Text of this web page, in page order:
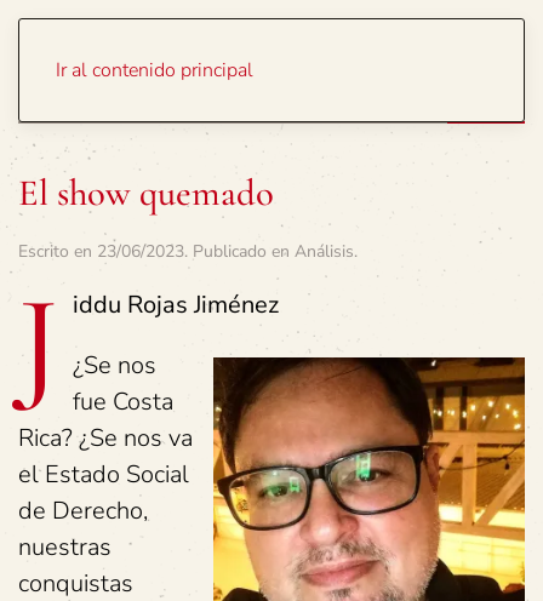
Ir al contenido principal
El show quemado
Escrito en 23/06/2023. Publicado en Análisis.
J iddu Rojas Jiménez
¿Se nos
fue Costa
Rica? ¿Se nos va
el Estado Social
de Derecho,
nuestras
conquistas